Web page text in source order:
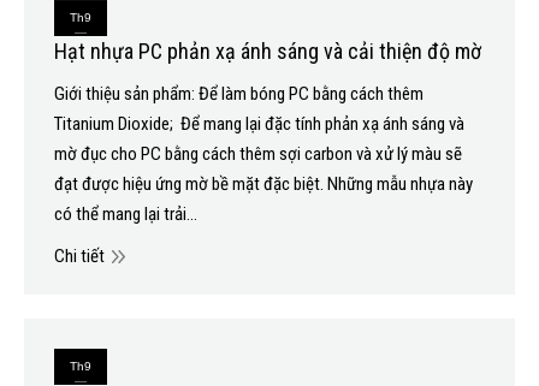
Th9
13
2020
Hạt nhựa PC phản xạ ánh sáng và cải thiện độ mờ
Giới thiệu sản phẩm: Để làm bóng PC bằng cách thêm
Titanium Dioxide; Để mang lại đặc tính phản xạ ánh sáng và
mờ đục cho PC bằng cách thêm sợi carbon và xử lý màu sẽ
đạt được hiệu ứng mờ bề mặt đặc biệt. Những mẫu nhựa này
có thể mang lại trải…
Chi tiết
Th9